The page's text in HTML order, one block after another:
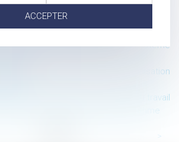
entre système centralisé et système
approche pragmatique ?
entre système centralisé et système
?
base de données sur l’indemnisation
d’une nouvelle conception du travail
de l’utilisation du futur algorithme
>
ACCEPTER